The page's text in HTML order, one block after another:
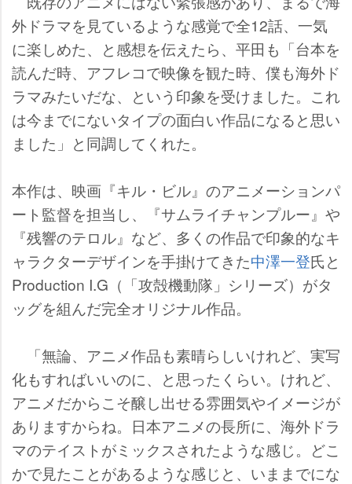
外ドラマを見ているような感覚で全12話、一気
に楽しめた、と感想を伝えたら、平田も「台本を
読んだ時、アフレコで映像を観た時、僕も海外ド
ラマみたいだな、という印象を受けました。これ
は今までにないタイプの面白い作品になると思い
ました」と同調してくれた。
本作は、映画『キル・ビル』のアニメーションパ
ート監督を担当し、『サムライチャンプルー』
『残響のテロル』など、多くの作品で印象的なキ
ャラクターデザインを手掛けてきた中澤一登氏と
Production I.G（「攻殻機動隊」シリーズ）がタ
ッグを組んだ完全オリジナル作品。
「無論、アニメ作品も素晴らしいけれど、実写
化もすればいいのに、と思ったくらい。けれど、
アニメだからこそ醸し出せる雰囲気やイメージが
ありますからね。日本アニメの長所に、海外ドラ
マのテイストがミックスされたような感じ。どこ
かで見たことがあるような感じと、いままでにな